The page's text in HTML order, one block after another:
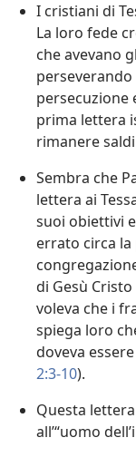
I cristiani di
La loro fede
che avevano
persecuzione
prima lettera
rimanere
Sembra che
lettera ai
suoi obiettivi
errato circa la
di Gesù
voleva che i
spiega loro
doveva
2:3-10).
Questa
all’“uomo